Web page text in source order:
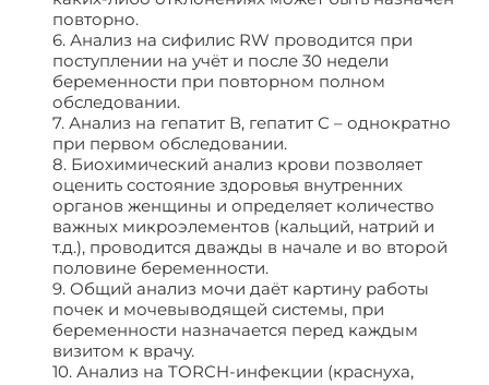
повторно.
6. Анализ на сифилис RW проводится при
поступлении на учёт и после 30 недели
беременности при повторном полном
обследовании.
7. Анализ на гепатит В, гепатит С – однократно
при первом обследовании.
8. Биохимический анализ крови позволяет
оценить состояние здоровья внутренних
органов женщины и определяет количество
важных микроэлементов (кальций, натрий и
т.д.), проводится дважды в начале и во второй
половине беременности.
9. Общий анализ мочи даёт картину работы
почек и мочевыводящей системы, при
беременности назначается перед каждым
визитом к врачу.
10. Анализ на TОRCH-инфекции (краснуха,